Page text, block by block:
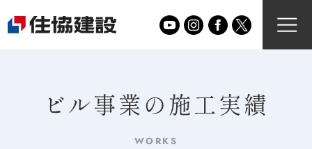
ビル事業の施工実績
WORKS